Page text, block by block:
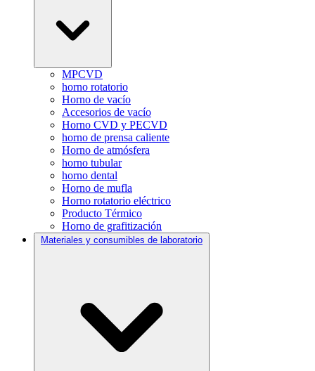
MPCVD
horno rotatorio
Horno de vacío
Accesorios de vacío
Horno CVD y PECVD
horno de prensa caliente
Horno de atmósfera
horno tubular
horno dental
Horno de mufla
Horno rotatorio eléctrico
Producto Térmico
Horno de grafitización
Materiales y consumibles de laboratorio